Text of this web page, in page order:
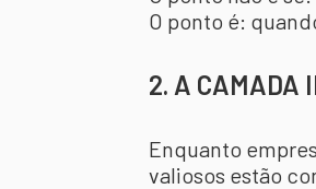
O ponto é:
2. A CAMADA
Enquanto
valiosos estão